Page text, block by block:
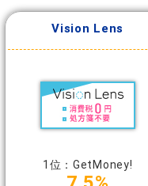
Vision Lens
1位：GetMoney!